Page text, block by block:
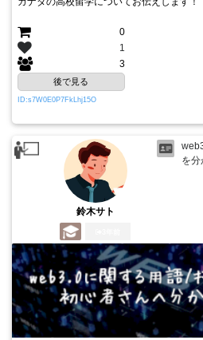
0
1
3
後で見る
ID:s7W0E0P7FkLhj15O
鈴木サト
を分